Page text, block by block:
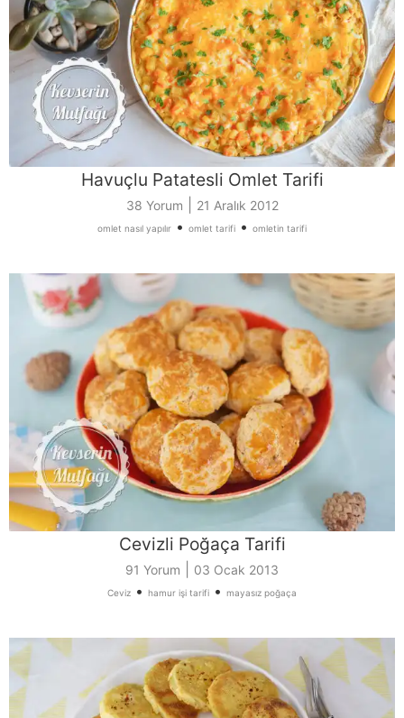
Havuçlu Patatesli Omlet Tarifi
38 Yorum 21 Aralık 2012
omlet nasıl yapılır • omlet tarifi • omletin tarifi
Cevizli Poğaça Tarifi
91 Yorum 03 Ocak 2013
Ceviz • hamur işi tarifi • mayasız poğaça